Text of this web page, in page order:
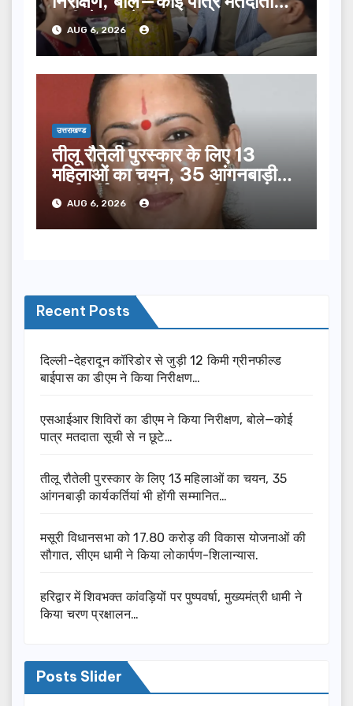
सूची से न छूटे…
AUG 6, 2026
उत्तराखण्ड
तीलू रौतेली पुरस्कार के लिए 13
महिलाओं का चयन, 35 आंगनबाड़ी
कार्यकर्तियां भी होंगी सम्मानित…
AUG 6, 2026
Recent Posts
दिल्ली-देहरादून कॉरिडोर से जुड़ी 12 किमी ग्रीनफील्ड
बाईपास का डीएम ने किया निरीक्षण…
एसआईआर शिविरों का डीएम ने किया निरीक्षण, बोले—कोई
पात्र मतदाता सूची से न छूटे…
तीलू रौतेली पुरस्कार के लिए 13 महिलाओं का चयन, 35
आंगनबाड़ी कार्यकर्तियां भी होंगी सम्मानित…
मसूरी विधानसभा को 17.80 करोड़ की विकास योजनाओं की
सौगात, सीएम धामी ने किया लोकार्पण-शिलान्यास.
हरिद्वार में शिवभक्त कांवड़ियों पर पुष्पवर्षा, मुख्यमंत्री धामी ने
किया चरण प्रक्षालन…
Posts Slider